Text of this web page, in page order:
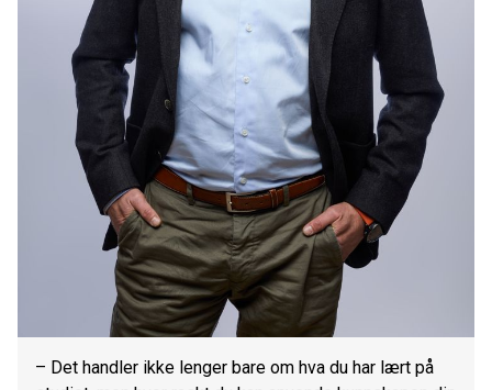
– Det handler ikke lenger bare om hva du har lært på